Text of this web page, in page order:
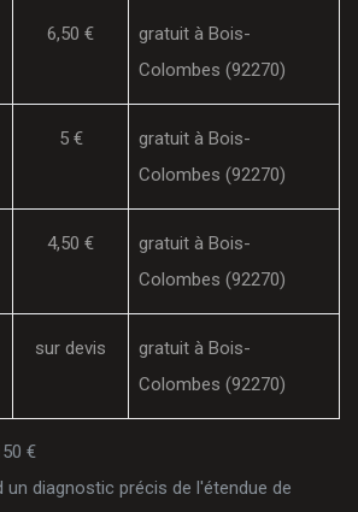
6,50 €
gratuit à Bois-
Colombes (92270)
5 €
gratuit à Bois-
Colombes (92270)
4,50 €
gratuit à Bois-
Colombes (92270)
sur devis
gratuit à Bois-
Colombes (92270)
€
diagnostic précis de l'étendue de